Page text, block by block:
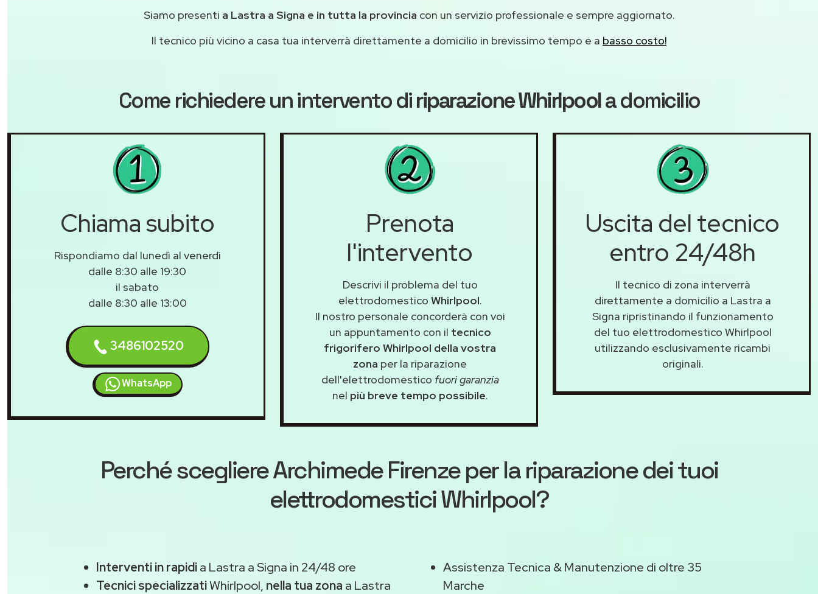
Siamo presenti a Lastra a Signa e in tutta la provincia con un servizio professionale e sempre aggiornato.
Il tecnico più vicino a casa tua interverrà direttamente a domicilio in brevissimo tempo e a basso costo!
Come richiedere un intervento diriparazione Whirlpoola domicilio
Chiama subito
Rispondiamo dal lunedì al venerdì
dalle 8:30 alle 19:30
il sabato
dalle 8:30 alle 13:00
3486102520
WhatsApp
Prenota
l'intervento
Descrivi il problema del tuo
elettrodomestico Whirlpool.
Il nostro personale concorderà con voi
un appuntamento con il tecnico
frigorifero Whirlpool della vostra
zona per la riparazione
dell'elettrodomestico fuori garanzia
nel più breve tempo possibile.
Uscita del tecnico
entro 24/48h
Il tecnico di zona interverrà
direttamente a domicilio a Lastra a
Signa ripristinando il funzionamento
del tuo elettrodomestico Whirlpool
utilizzando esclusivamente ricambi
originali.
Perché scegliereArchimede Firenzeper la riparazione dei tuoi
elettrodomestici Whirlpool?
Interventi in rapidia Lastra a Signa in 24/48 ore
Tecnici specializzatiWhirlpool, nella tua zona a Lastra
Assistenza Tecnica & Manutenzione di oltre 35
Marche